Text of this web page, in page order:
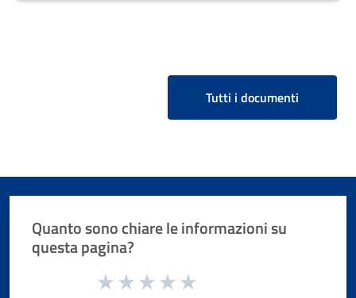
Tutti i documenti
Quanto sono chiare le informazioni su
questa pagina?
Valuta da 1 a 5 stelle la pagina